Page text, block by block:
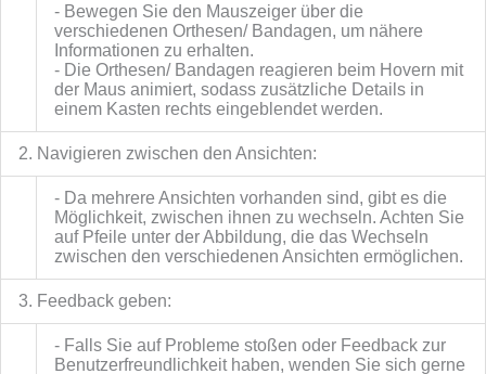
- Bewegen Sie den Mauszeiger über die
verschiedenen Orthesen/ Bandagen, um nähere
Informationen zu erhalten.
- Die Orthesen/ Bandagen reagieren beim Hovern mit
der Maus animiert, sodass zusätzliche Details in
einem Kasten rechts eingeblendet werden.
2. Navigieren zwischen den Ansichten:
- Da mehrere Ansichten vorhanden sind, gibt es die
Möglichkeit, zwischen ihnen zu wechseln. Achten Sie
auf Pfeile unter der Abbildung, die das Wechseln
zwischen den verschiedenen Ansichten ermöglichen.
3. Feedback geben:
- Falls Sie auf Probleme stoßen oder Feedback zur
Benutzerfreundlichkeit haben, wenden Sie sich gerne